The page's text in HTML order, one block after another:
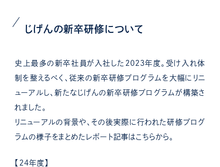
じげんの新卒研修について
史上最多の新卒社員が入社した2023年度。受け入れ体
制を整えるべく、従来の新卒研修プログラムを大幅にリニ
ューアルし、新たなじげんの新卒研修プログラムが構築さ
れました。
リニューアルの背景や、その後実際に行われた研修プログ
ラムの様子をまとめたレポート記事はこちらから。
【24年度】